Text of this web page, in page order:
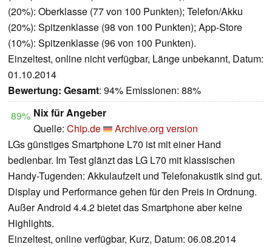
(20%): Oberklasse (77 von 100 Punkten); Telefon/Akku
(20%): Spitzenklasse (98 von 100 Punkten); App-Store
(10%): Spitzenklasse (96 von 100 Punkten).
Einzeltest, online nicht verfügbar, Länge unbekannt, Datum:
01.10.2014
Bewertung: Gesamt: 94% Emissionen: 88%
89% Nix für Angeber
Quelle: Chip.de
Archive.org version
LGs günstiges Smartphone L70 ist mit einer Hand
bedienbar. Im Test glänzt das LG L70 mit klassischen
Handy-Tugenden: Akkulaufzeit und Telefonakustik sind gut.
Display und Performance gehen für den Preis in Ordnung.
Außer Android 4.4.2 bietet das Smartphone aber keine
Highlights.
Einzeltest, online verfügbar, Kurz, Datum: 06.08.2014